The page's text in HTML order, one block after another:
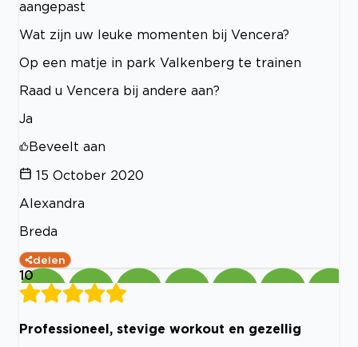
aangepast
Wat zijn uw leuke momenten bij Vencera?
Op een matje in park Valkenberg te trainen
Raad u Vencera bij andere aan?
Ja
Beveelt aan
15 October 2020
Alexandra
Breda
delen
10
Professioneel, stevige workout en gezellig